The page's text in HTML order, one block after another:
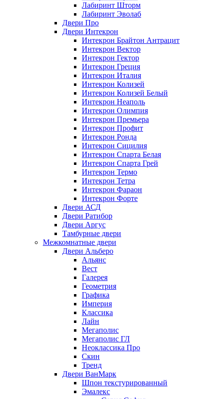
Лабиринт Шторм
Лабиринт Эволаб
Двери Про
Двери Интекрон
Интекрон Брайтон Антрацит
Интекрон Вектор
Интекрон Гектор
Интекрон Греция
Интекрон Италия
Интекрон Колизей
Интекрон Колизей Белый
Интекрон Неаполь
Интекрон Олимпия
Интекрон Премьера
Интекрон Профит
Интекрон Ронда
Интекрон Сицилия
Интекрон Спарта Белая
Интекрон Спарта Грей
Интекрон Термо
Интекрон Тетра
Интекрон Фараон
Интекрон Форте
Двери АСД
Двери Ратибор
Двери Аргус
Тамбурные двери
Межкомнатные двери
Двери Альберо
Альянс
Вест
Галерея
Геометрия
Графика
Империя
Классика
Лайн
Мегаполис
Мегаполис ГЛ
Неоклассика Про
Скин
Тренд
Двери ВанМарк
Шпон текстурированный
Эмалекс